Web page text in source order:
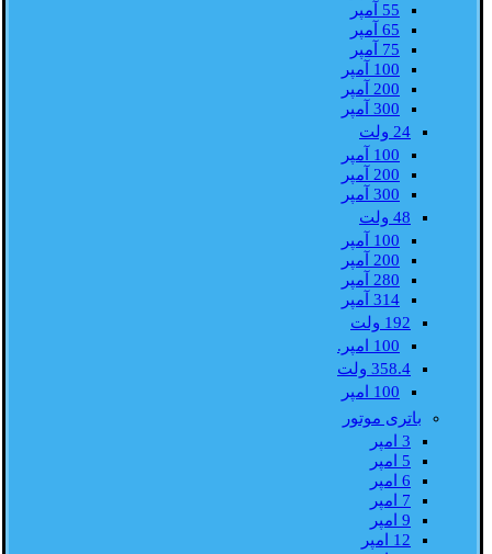
55 آمپر
65 آمپر
75 آمپر
100 آمپر
200 آمپر
300 آمپر
24 ولت
100 آمپر
200 آمپر
300 آمپر
48 ولت
100 آمپر
200 آمپر
280 آمپر
314 آمپر
192 ولت
100 امپر.
358.4 ولت
100 امپر
باتری موتور
3 امپر
5 امپر
6 امپر
7 امپر
9 امپر
12 امپر